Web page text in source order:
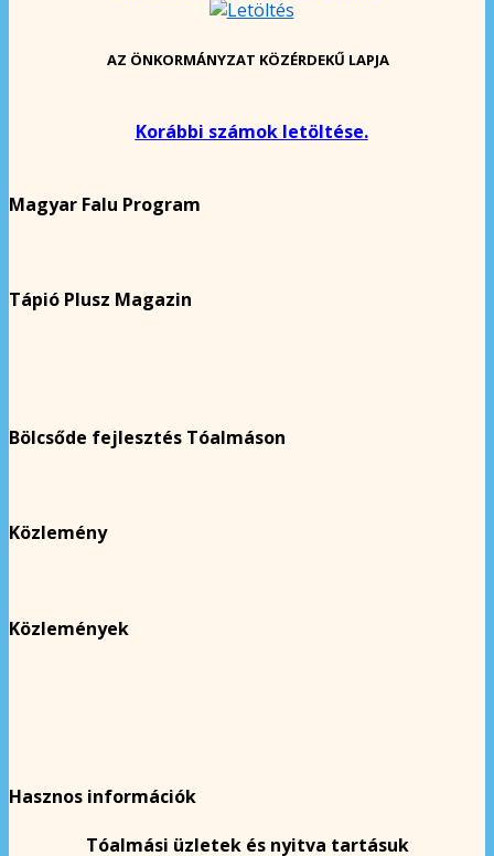
AZ ÖNKORMÁNYZAT KÖZÉRDEKŰ LAPJA
Korábbi számok letöltése.
Magyar Falu Program
Tápió Plusz Magazin
Bölcsőde fejlesztés Tóalmáson
Közlemény
Közlemények
Hasznos információk
Tóalmási üzletek és nyitva tartásuk